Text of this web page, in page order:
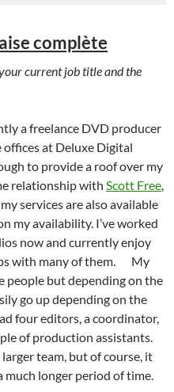
complète
current job title and the
a freelance DVD producer
at Deluxe Digital
to provide a roof over my
relationship with Scott Free,
services are also available
my availability. I’ve worked
now and currently enjoy
with many of them. My
people but depending on the
go up depending on the
four editors, a coordinator,
of production assistants.
team, but of course, it
much longer period of time.